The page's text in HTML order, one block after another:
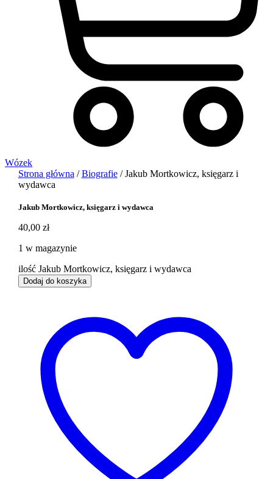
Wózek
Strona główna /Biografie/ Jakub Mortkowicz, księgarz i
wydawca
Jakub Mortkowicz, księgarz i wydawca
40,00 zł
1 w magazynie
ilość Jakub Mortkowicz, księgarz i wydawca
Dodaj do koszyka